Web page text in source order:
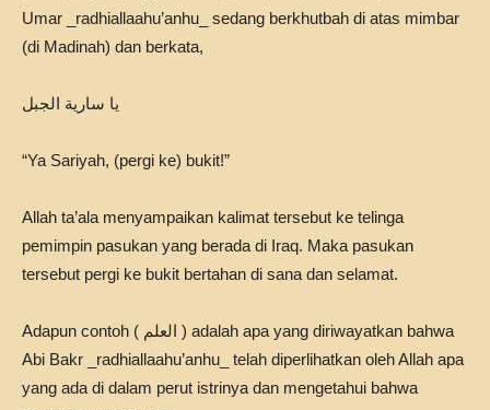
Umar _radhiallaahu’anhu_ sedang berkhutbah di atas mimbar
(di Madinah) dan berkata,
يا سارية الجبل
“Ya Sariyah, (pergi ke) bukit!”
Allah ta’ala menyampaikan kalimat tersebut ke telinga
pemimpin pasukan yang berada di Iraq. Maka pasukan
tersebut pergi ke bukit bertahan di sana dan selamat.
Adapun contoh ( العلم ) adalah apa yang diriwayatkan bahwa
Abi Bakr _radhiallaahu’anhu_ telah diperlihatkan oleh Allah apa
yang ada di dalam perut istrinya dan mengetahui bahwa